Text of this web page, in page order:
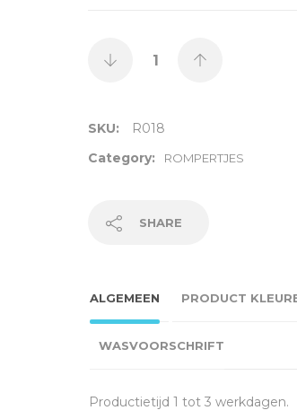
SKU:
R018
Category:
ROMPERTJES
SHARE
ALGEMEEN PRODUCT
WASVOORSCHRIFT
Productietijd 1 tot 3 werkdagen.